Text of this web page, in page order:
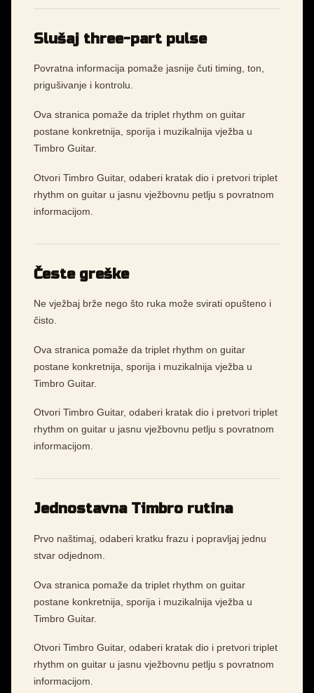
Slušaj three-part pulse
Povratna informacija pomaže jasnije čuti timing, ton,
prigušivanje i kontrolu.
Ova stranica pomaže da triplet rhythm on guitar
postane konkretnija, sporija i muzikalnija vježba u
Timbro Guitar.
Otvori Timbro Guitar, odaberi kratak dio i pretvori triplet
rhythm on guitar u jasnu vježbovnu petlju s povratnom
informacijom.
Česte greške
Ne vježbaj brže nego što ruka može svirati opušteno i
čisto.
Ova stranica pomaže da triplet rhythm on guitar
postane konkretnija, sporija i muzikalnija vježba u
Timbro Guitar.
Otvori Timbro Guitar, odaberi kratak dio i pretvori triplet
rhythm on guitar u jasnu vježbovnu petlju s povratnom
informacijom.
Jednostavna Timbro rutina
Prvo naštimaj, odaberi kratku frazu i popravljaj jednu
stvar odjednom.
Ova stranica pomaže da triplet rhythm on guitar
postane konkretnija, sporija i muzikalnija vježba u
Timbro Guitar.
Otvori Timbro Guitar, odaberi kratak dio i pretvori triplet
rhythm on guitar u jasnu vježbovnu petlju s povratnom
informacijom.